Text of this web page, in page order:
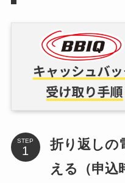
STEP
折り返しの
える（申込